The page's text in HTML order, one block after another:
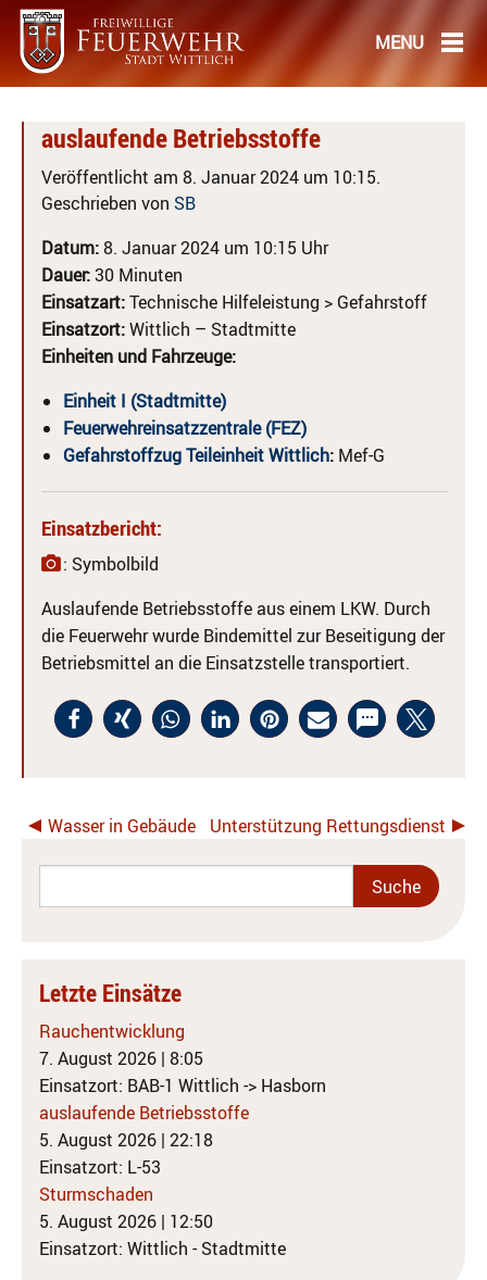
auslaufende Betriebsstoffe
Veröffentlicht am 8. Januar 2024 um 10:15.
Geschrieben von SB
Datum:8. Januar 2024 um 10:15 Uhr
Dauer:30 Minuten
Einsatzart:Technische Hilfeleistung > Gefahrstoff
Einsatzort:Wittlich – Stadtmitte
Einheiten und Fahrzeuge:
Einheit I (Stadtmitte)
Feuerwehreinsatzzentrale (FEZ)
Gefahrstoffzug Teileinheit Wittlich: Mef-G
Einsatzbericht:
: Symbolbild
Auslaufende Betriebsstoffe aus einem LKW. Durch
die Feuerwehr wurde Bindemittel zur Beseitigung der
Betriebsmittel an die Einsatzstelle transportiert.
Wasser in Gebäude Unterstützung Rettungsdienst
Letzte Einsätze
Rauchentwicklung
7. August 2026 | 8:05
Einsatzort: BAB-1 Wittlich -> Hasborn
auslaufende Betriebsstoffe
5. August 2026 | 22:18
Einsatzort: L-53
Sturmschaden
5. August 2026 | 12:50
Einsatzort: Wittlich - Stadtmitte